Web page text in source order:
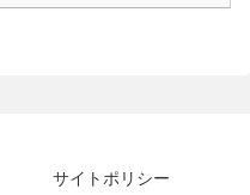
サイトポリシー